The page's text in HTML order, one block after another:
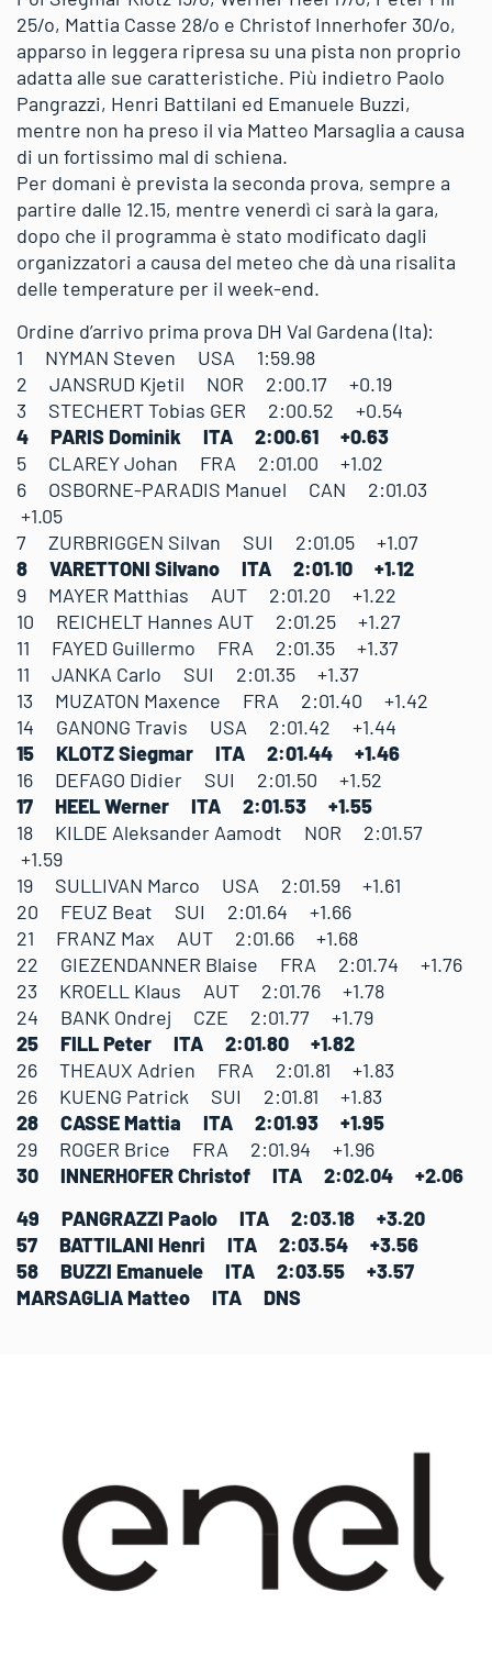
25/o, Mattia Casse 28/o e Christof Innerhofer 30/o,
apparso in leggera ripresa su una pista non proprio
adatta alle sue caratteristiche. Più indietro Paolo
Pangrazzi, Henri Battilani ed Emanuele Buzzi,
mentre non ha preso il via Matteo Marsaglia a causa
di un fortissimo mal di schiena.
Per domani è prevista la seconda prova, sempre a
partire dalle 12.15, mentre venerdì ci sarà la gara,
dopo che il programma è stato modificato dagli
organizzatori a causa del meteo che dà una risalita
delle temperature per il week-end.
Ordine d’arrivo prima prova DH Val Gardena (Ita):
1 NYMAN Steven USA 1:59.98
2 JANSRUD Kjetil NOR 2:00.17 +0.19
3 STECHERT Tobias GER 2:00.52 +0.54
4 PARIS Dominik ITA 2:00.61 +0.63
5 CLAREY Johan FRA 2:01.00 +1.02
6 OSBORNE-PARADIS Manuel CAN 2:01.03
+1.05
7 ZURBRIGGEN Silvan SUI 2:01.05 +1.07
8 VARETTONI Silvano ITA 2:01.10 +1.12
9 MAYER Matthias AUT 2:01.20 +1.22
10 REICHELT Hannes AUT 2:01.25 +1.27
11 FAYED Guillermo FRA 2:01.35 +1.37
11 JANKA Carlo SUI 2:01.35 +1.37
13 MUZATON Maxence FRA 2:01.40 +1.42
14 GANONG Travis USA 2:01.42 +1.44
15 KLOTZ Siegmar ITA 2:01.44 +1.46
16 DEFAGO Didier SUI 2:01.50 +1.52
17 HEEL Werner ITA 2:01.53 +1.55
18 KILDE Aleksander Aamodt NOR 2:01.57
+1.59
19 SULLIVAN Marco USA 2:01.59 +1.61
20 FEUZ Beat SUI 2:01.64 +1.66
21 FRANZ Max AUT 2:01.66 +1.68
22 GIEZENDANNER Blaise FRA 2:01.74 +1.76
23 KROELL Klaus AUT 2:01.76 +1.78
24 BANK Ondrej CZE 2:01.77 +1.79
25 FILL Peter ITA 2:01.80 +1.82
26 THEAUX Adrien FRA 2:01.81 +1.83
26 KUENG Patrick SUI 2:01.81 +1.83
28 CASSE Mattia ITA 2:01.93 +1.95
29 ROGER Brice FRA 2:01.94 +1.96
30 INNERHOFER Christof ITA 2:02.04 +2.06
49 PANGRAZZI Paolo ITA 2:03.18 +3.20
57 BATTILANI Henri ITA 2:03.54 +3.56
58 BUZZI Emanuele ITA 2:03.55 +3.57
MARSAGLIA Matteo ITA DNS